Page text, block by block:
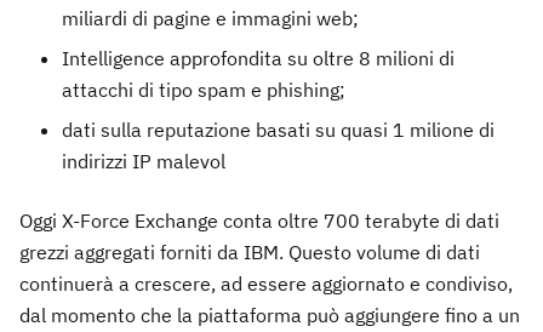
miliardi di pagine e immagini web;
Intelligence approfondita su oltre 8 milioni di
attacchi di tipo spam e phishing;
dati sulla reputazione basati su quasi 1 milione di
indirizzi IP malevol
Oggi X-Force Exchange conta oltre 700 terabyte di dati
grezzi aggregati forniti da IBM. Questo volume di dati
continuerà a crescere, ad essere aggiornato e condiviso,
dal momento che la piattaforma può aggiungere fino a un